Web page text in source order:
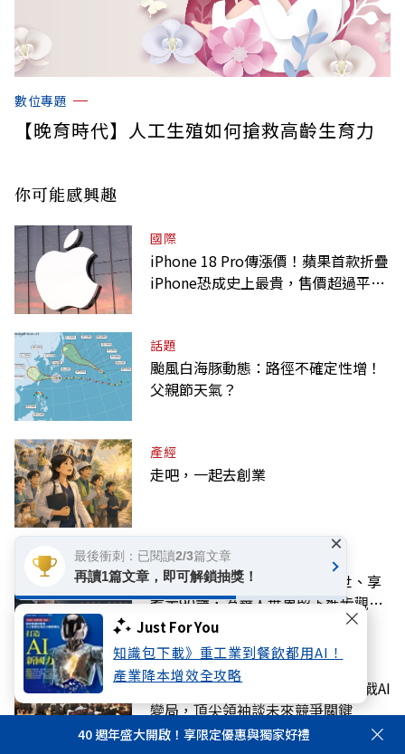
Just For You
知識包下載》重工業到餐飲都用AI！
產業降本增效全攻略
數位專題
【晚育時代】人工生殖如何搶救高齡生育力
你可能感興趣
國際
iPhone 18 Pro傳漲價！蘋果首款折疊
iPhone恐成史上最貴，售價超過平均
話題
颱風白海豚動態：路徑不確定性增！
父親節天氣？
產經
走吧，一起去創業
話題
書生報國典範！高希均教授辭世、享
耆壽90歲，為華人世界留下進步觀念
的精神遺產
產經
HBR台灣企業領袖100強贈獎！迎戰AI
變局，頂尖領袖談未來競爭關鍵
40 週年盛大開啟！享限定優惠與獨家好禮
最後衝刺：已閱讀2/3篇文章
再讀1篇文章，即可解鎖抽獎！
×